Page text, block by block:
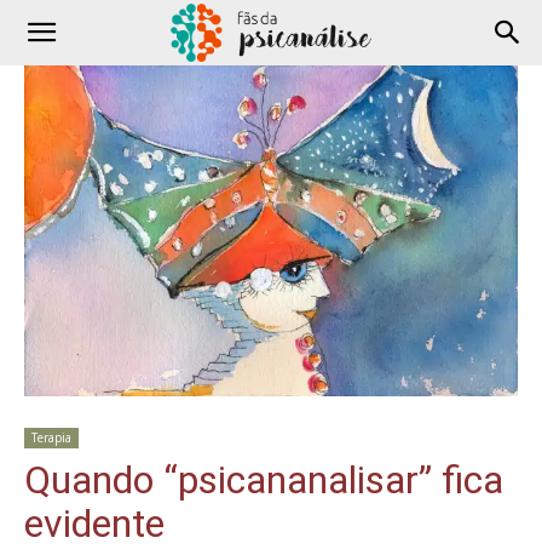
Terapia
Quando “psicananalisar” fica
evidente